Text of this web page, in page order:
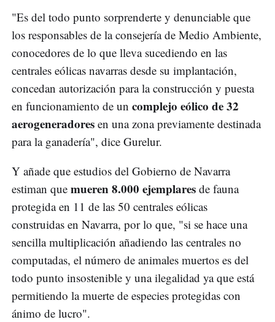
"Es del todo punto sorprenderte y denunciable que
los responsables de la consejería de Medio Ambiente,
conocedores de lo que lleva sucediendo en las
centrales eólicas navarras desde su implantación,
concedan autorización para la construcción y puesta
en funcionamiento de un complejo eólico de 32
aerogeneradores en una zona previamente destinada
para la ganadería", dice Gurelur.
Y añade que estudios del Gobierno de Navarra
estiman que mueren 8.000 ejemplares de fauna
protegida en 11 de las 50 centrales eólicas
construidas en Navarra, por lo que, "si se hace una
sencilla multiplicación añadiendo las centrales no
computadas, el número de animales muertos es del
todo punto insostenible y una ilegalidad ya que está
permitiendo la muerte de especies protegidas con
ánimo de lucro".